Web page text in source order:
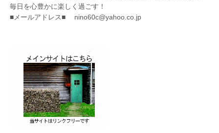
毎日を心豊かに楽しく過ごす！
■メールアドレス■ nino60c@yahoo.co.jp